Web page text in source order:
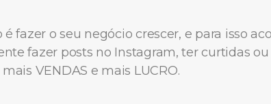
é fazer o seu negócio crescer, e para isso
fazer posts no Instagram, ter curtidas
VENDAS e mais LUCRO.